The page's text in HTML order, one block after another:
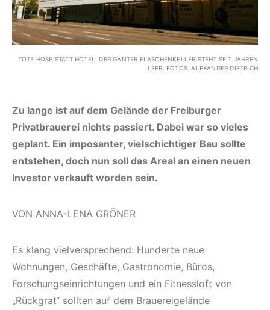
TOTE HOSE STATT HOTEL: DER GANTER FLASCHENKELLER STEHT SEIT JAHREN
LEER. FOTOS. ALEXANDER DIETRICH
Zu lange ist auf dem Gelände der Freiburger
Privatbrauerei nichts passiert. Dabei war so vieles
geplant. Ein imposanter, vielschichtiger Bau sollte
entstehen, doch nun soll das Areal an einen neuen
Investor verkauft worden sein.
VON ANNA-LENA GRÖNER
Es klang vielversprechend: Hunderte neue
Wohnungen, Geschäfte, Gastronomie, Büros,
Forschungseinrichtungen und ein Fitnessloft von
„Rückgrat“ sollten auf dem Brauereigelände